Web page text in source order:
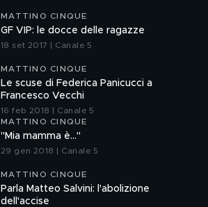
MATTINO CINQUE
GF VIP: le docce delle ragazze
18 set 2017 | Canale 5
MATTINO CINQUE
Le scuse di Federica Panicucci a
Francesco Vecchi
16 feb 2018 | Canale 5
MATTINO CINQUE
"Mia mamma è..."
29 gen 2018 | Canale 5
MATTINO CINQUE
Parla Matteo Salvini: l'abolizione
dell'accise